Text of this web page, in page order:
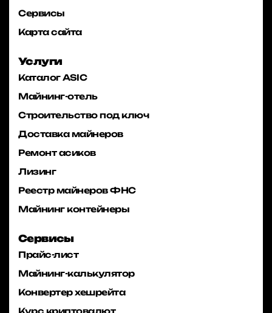
Сервисы
Карта сайта
Услуги
Каталог ASIC
Майнинг-отель
Строительство под ключ
Доставка майнеров
Ремонт асиков
Лизинг
Реестр майнеров ФНС
Майнинг контейнеры
Сервисы
Прайс-лист
Майнинг-калькулятор
Конвертер хешрейта
Курс криптовалют